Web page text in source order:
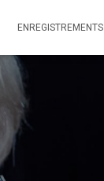
ENREGISTREMENTS